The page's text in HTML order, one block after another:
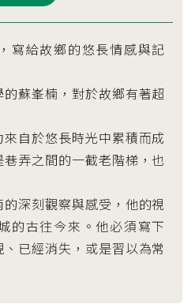
寫給故鄉的悠長情感與記
蘇峯楠，對於故鄉有著超
自於悠長時光中累積而成
弄之間的一截老階梯，也
深刻觀察與感受，他的視
的古往今來。他必須寫下
已經消失，或是習以為常